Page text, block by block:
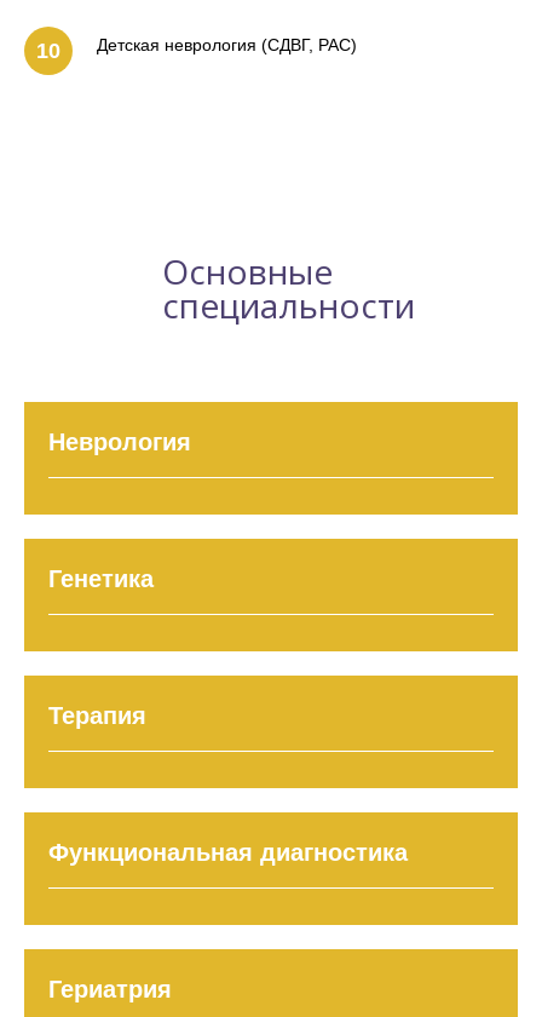
Детская неврология (СДВГ, РАС)
Основные
специальности
Неврология
Генетика
Терапия
Функциональная диагностика
Гериатрия